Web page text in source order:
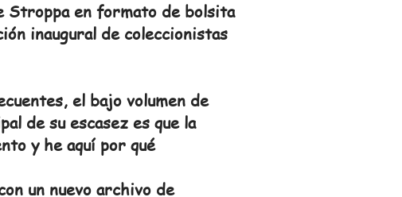
Stroppa en formato de bolsita
inaugural de coleccionistas
el bajo volumen de
de su escasez es que la
y he aquí por qué
un nuevo archivo de